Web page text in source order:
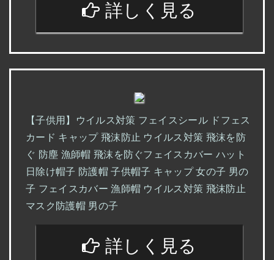
詳しく見る
【子供用】ウイルス対策 フェイスシール ドフェス
カード キャップ 飛沫防止 ウイルス対策 飛沫を防
ぐ 防塵 漁師帽 飛沫を防ぐフェイスカバー ハット
日除け帽子 防護帽 子供帽子 キャップ 女の子 男の
子 フェイスカバー 漁師帽 ウイルス対策 飛沫防止
マスク防護帽 男の子
詳しく見る